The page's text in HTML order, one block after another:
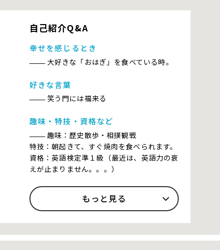
自己紹介Q&A
幸せを感じるとき
大好きな「おはぎ」を食べている時。
好きな言葉
笑う門には福来る
趣味・特技・資格など
趣味：歴史散歩・相撲観戦
特技：朝起きて、すぐ焼肉を食べられます。
資格：英語検定準１級（最近は、英語力の衰
えが止まりません。。。）
もっと見る